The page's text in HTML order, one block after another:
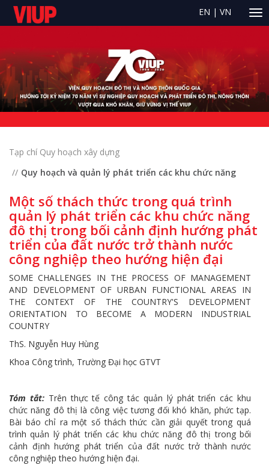
EN | VN
Tạp chí Quy hoạch xây dựng
Quy hoạch và quản lý phát triển các khu chức năng
Một số thách thức trong quá trình
quản lý phát triển các khu chức năng
đô thị trong bối cảnh định hướng phát
triển của đất nước trở thành nước
công nghiệp theo hướng hiện đại
SOME CHALLENGES IN THE PROCESS OF MANAGEMENT
AND DEVELOPMENT OF URBAN FUNCTIONAL AREAS IN
THE CONTEXT OF THE COUNTRY'S DEVELOPMENT
ORIENTATION TO BECOME A MODERN INDUSTRIAL
COUNTRY
ThS. Nguyễn Huy Hùng
Khoa Công trình, Trường Đại học GTVT
Tóm tắt: Trên thực tế công tác quản lý phát triển các khu
chức năng đô thị là công việc tương đối khó khăn, phức tạp.
Bài báo chỉ ra một số thách thức cần giải quyết trong quá
trình quản lý phát triển các khu chức năng đô thị trong bối
cảnh định hướng phát triển của đất nước trở thành nước
công nghiệp theo hướng hiện đại.